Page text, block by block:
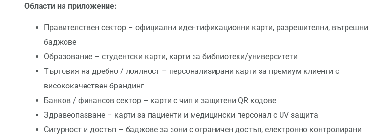
Области на приложение:
Правителствен сектор – официални идентификационни карти, разрешителни, вътрешни
баджове
Образование – студентски карти, карти за библиотеки/университети
Търговия на дребно / лоялност – персонализирани карти за премиум клиенти с
висококачествен брандинг
Банков / финансов сектор – карти с чип и защитени QR кодове
Здравеопазване – карти за пациенти и медицински персонал с UV защита
Сигурност и достъп – баджове за зони с ограничен достъп, електронно контролирани